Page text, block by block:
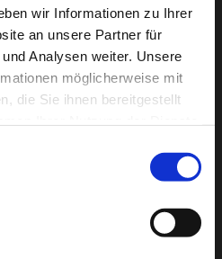
wir Informationen zu Ihrer
an unsere Partner für
Analysen weiter. Unsere
möglicherweise mit
die Sie ihnen bereitgestellt
Informationstechnik